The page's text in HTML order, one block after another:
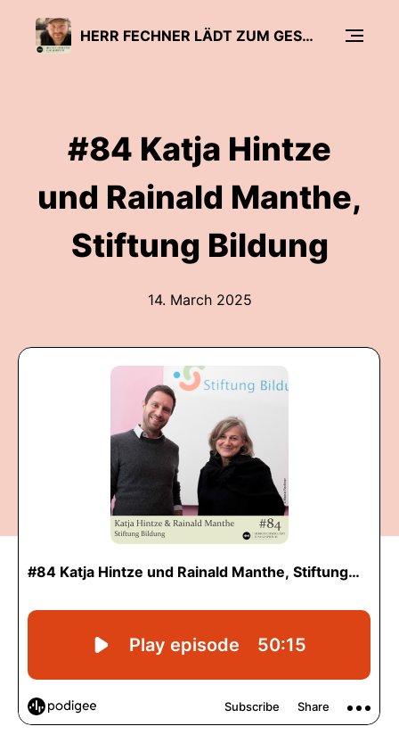
HERR FECHNER LÄDT ZUM GESPRÄCH - DER BILDUNGSPODCAST
#84 Katja Hintze
und Rainald Manthe,
Stiftung Bildung
14. March 2025